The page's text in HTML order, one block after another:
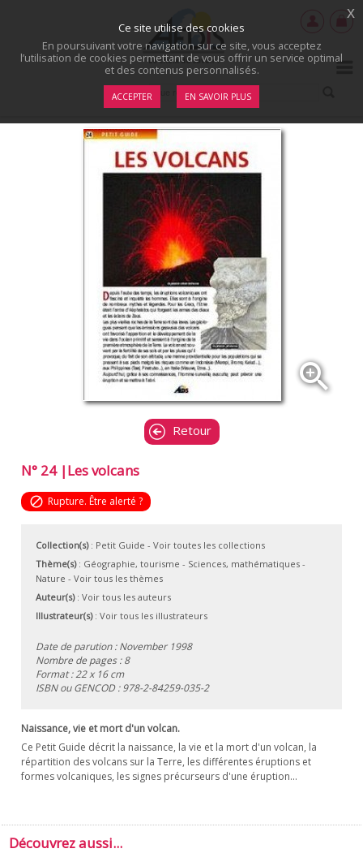
zoom_in
Retour
N° 24 |Les volcans
block Rupture. Être alerté ?
Collection(s): Petit Guide - Voir toutes les collections
Thème(s): Géographie, tourisme - Sciences, mathématiques-
Nature - Voir tous les thèmes
Auteur(s): Voir tous les auteurs
Illustrateur(s): Voir tous les illustrateurs
Date de parution : November 1998
Nombre de pages : 8
Format : 22 x 16 cm
ISBN ou GENCOD :978-2-84259-035-2
Naissance, vie et mort d'un volcan.
Ce Petit Guide décrit la naissance, la vie et la mort d'un volcan, la
répartition des volcans sur la Terre, les différentes éruptions et
formes volcaniques, les signes précurseurs d'une éruption...
Découvrez aussi...
Ce site utilise des cookies
En poursuivant votre navigation sur ce site, vous acceptez
l’utilisation de cookies permettant de vous offrir un service optimal
et des contenus personnalisés.
ACCEPTER EN SAVOIR PLUS
x